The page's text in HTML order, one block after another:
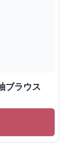
ブラウス